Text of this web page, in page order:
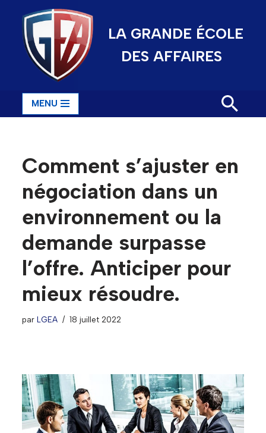
Aller
contenu
LA GRANDE ÉCOLE
DES AFFAIRES
MENU
Comment s’ajuster en
négociation dans un
environnement ou la
demande surpasse
l’offre. Anticiper pour
mieux résoudre.
parLGEA 18 juillet 2022